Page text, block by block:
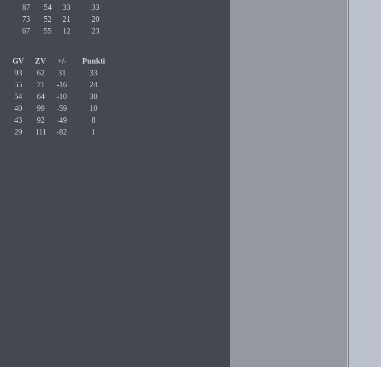
87 54 33
33
73 52 21
20
67 55 12 23
GV ZV +/-
Punkti
93 62 31
33
55 71 -16
24
54 64 -10
30
40 99 -59
10
43 92 -49
8
29 111 -82 1